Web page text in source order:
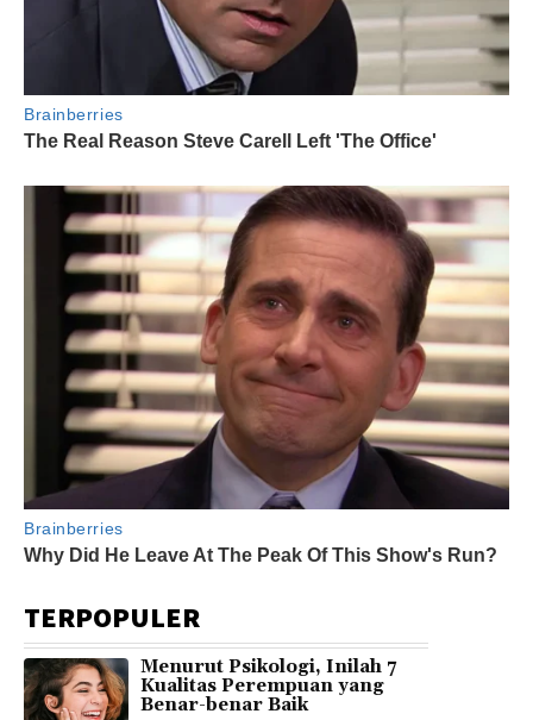
TERPOPULER
Menurut Psikologi, Inilah 7
Kualitas Perempuan yang
Benar-benar Baik